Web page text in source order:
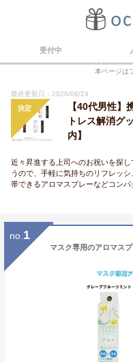
受付中
本ページは
最終更新日：2026/06/24
決定
【40代男性】
トレス解消グ
内】
近々昇進する上司へのお祝いを探
うので、手軽に気持ちのリフレッ
帯できるアロマスプレーなどコンパ
no. 1